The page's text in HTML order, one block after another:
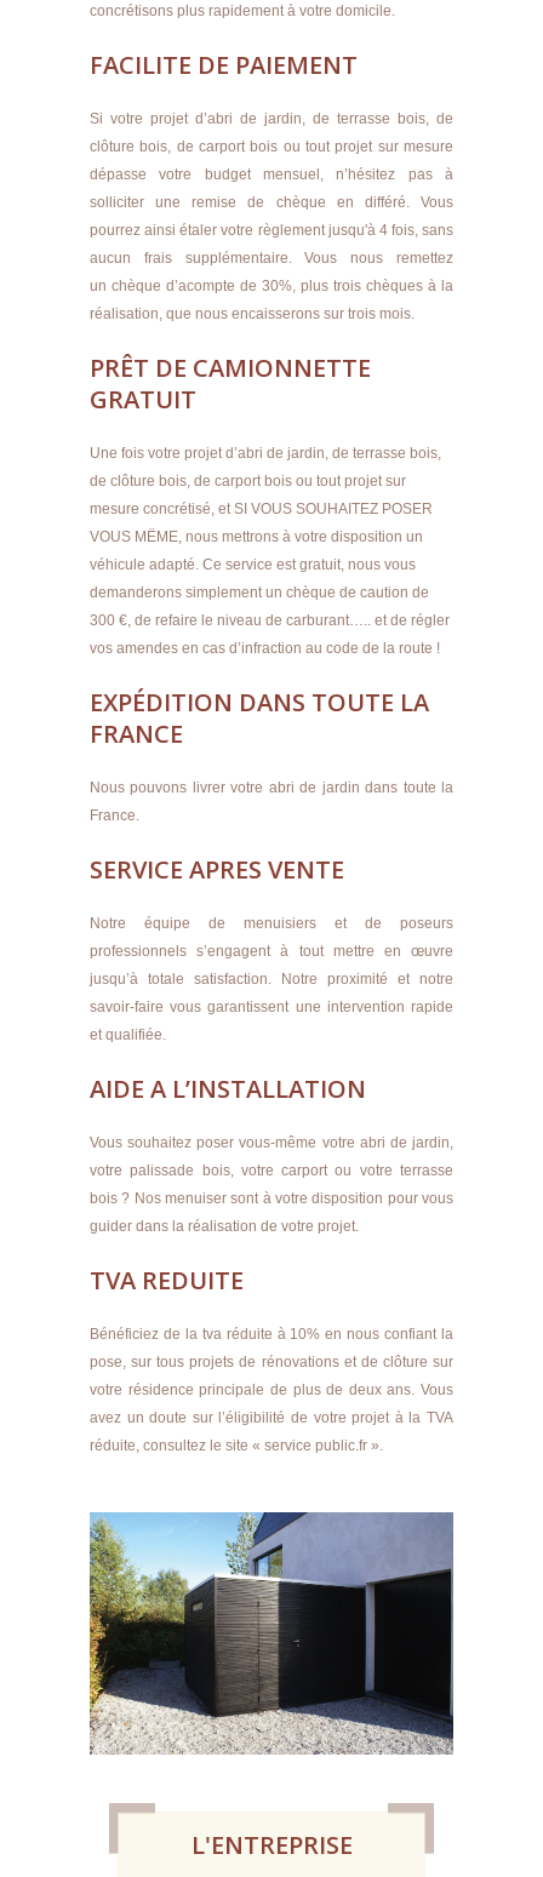
concrétisons plus rapidement à votre domicile.
FACILITE DE PAIEMENT
Si votre projet d’abri de jardin, de terrasse bois, de
clôture bois, de carport bois ou tout projet sur mesure
dépasse votre budget mensuel, n’hésitez pas à
solliciter une remise de chèque en différé. Vous
pourrez ainsi étaler votre règlement jusqu'à 4 fois, sans
aucun frais supplémentaire. Vous nous remettez
un chèque d’acompte de 30%, plus trois chèques à la
réalisation, que nous encaisserons sur trois mois.
PRÊT DE CAMIONNETTE
GRATUIT
Une fois votre projet d’abri de jardin, de terrasse bois,
de clôture bois, de carport bois ou tout projet sur
mesure concrétisé, et SI VOUS SOUHAITEZ POSER
VOUS MËME, nous mettrons à votre disposition un
véhicule adapté. Ce service est gratuit, nous vous
demanderons simplement un chèque de caution de
300 €, de refaire le niveau de carburant….. et de régler
vos amendes en cas d’infraction au code de la route !
EXPÉDITION DANS TOUTE LA
FRANCE
Nous pouvons livrer votre abri de jardin dans toute la
France.
SERVICE APRES VENTE
Notre équipe de menuisiers et de poseurs
professionnels s’engagent à tout mettre en œuvre
jusqu’à totale satisfaction. Notre proximité et notre
savoir-faire vous garantissent une intervention rapide
et qualifiée.
AIDE A L’INSTALLATION
Vous souhaitez poser vous-même votre abri de jardin,
votre palissade bois, votre carport ou votre terrasse
bois ? Nos menuiser sont à votre disposition pour vous
guider dans la réalisation de votre projet.
TVA REDUITE
Bénéficiez de la tva réduite à 10% en nous confiant la
pose, sur tous projets de rénovations et de clôture sur
votre résidence principale de plus de deux ans. Vous
avez un doute sur l’éligibilité de votre projet à la TVA
réduite, consultez le site « service public.fr ».
L'ENTREPRISE